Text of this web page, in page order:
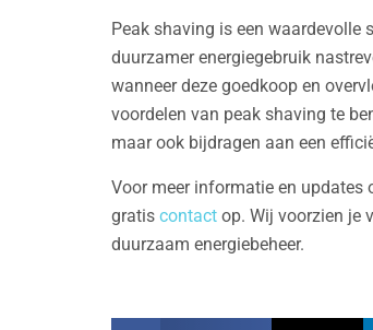
Peak shaving is een waardevolle
duurzamer energiegebruik
wanneer deze goedkoop en
voordelen van peak shaving te
maar ook bijdragen aan een
Voor meer informatie en
gratis contact op. Wij voorzien je
duurzaam energiebeheer.